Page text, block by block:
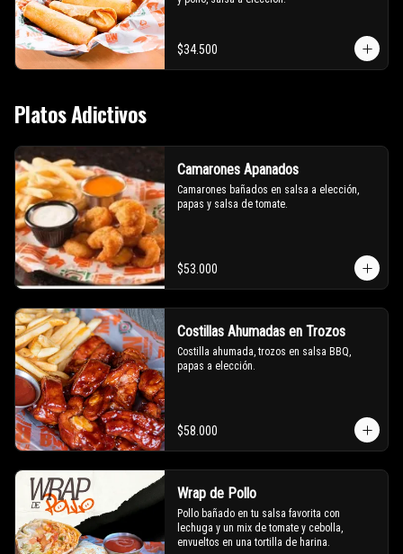
$34.500
Platos Adictivos
Camarones Apanados
Camarones bañados en salsa a elección,
papas y salsa de tomate.
$53.000
Costillas Ahumadas en Trozos
Costilla ahumada, trozos en salsa BBQ,
papas a elección.
$58.000
Wrap de Pollo
Pollo bañado en tu salsa favorita con
lechuga y un mix de tomate y cebolla,
envueltos en una tortilla de harina.